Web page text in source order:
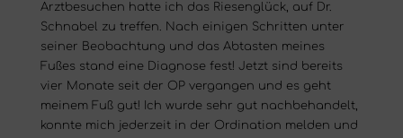
Arztbesuchen hatte ich das Riesenglück, auf Dr.
Schnabel zu treffen. Nach einigen Schritten unter
seiner Beobachtung und das Abtasten meines
Fußes stand eine Diagnose fest! Jetzt sind bereits
vier Monate seit der OP vergangen und es geht
meinem Fuß gut! Ich wurde sehr gut nachbehandelt,
konnte mich jederzeit in der Ordination melden und